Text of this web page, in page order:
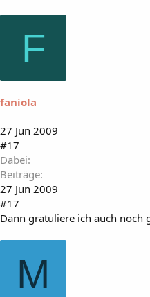
F
faniola
27 Jun 2009
#17
Dabei
Beiträge
27 Jun 2009
#17
Dann gratuliere ich auch noch
M